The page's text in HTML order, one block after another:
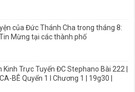
của Đức Thánh Cha trong tháng 8:
Tin Mừng tại các thành phố
Kinh Trực Tuyến ĐC Stephano Bài 222 |
BÊ Quyển 1 I Chương 1 | 19g30 |